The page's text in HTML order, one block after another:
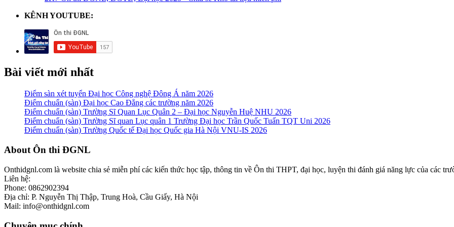
KÊNH YOUTUBE:
Bài viết mới nhất
Điểm sàn xét tuyển Đại học Công nghệ Đông Á năm 2026
Điểm chuẩn (sàn) Đại học Cao Đẳng các trường năm 2026
Điểm chuẩn (sàn) Trường Sĩ Quan Lục Quân 2 – Đại học Nguyễn Huệ NHU 2026
Điểm chuẩn (sàn) Trường Sĩ quan Lục quân 1 Trường Đại học Trần Quốc Tuấn TQT Uni 2026
Điểm chuẩn (sàn) Trường Quốc tế Đại học Quốc gia Hà Nội VNU-IS 2026
Footer
About Ôn thi ĐGNL
Onthidgnl.com là website chia sẻ miễn phí các kiến thức học tập, thông tin về Ôn thi THPT, đại học, luyện thi đánh giá năng lực của các
Liên hệ:
Phone: 0862902394
Địa chỉ: P. Nguyễn Thị Thập, Trung Hoà, Cầu Giấy, Hà Nội
Mail: info@onthidgnl.com